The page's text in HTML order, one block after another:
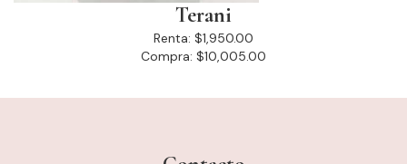
Terani
Renta: $1,950.00
Compra: $10,005.00